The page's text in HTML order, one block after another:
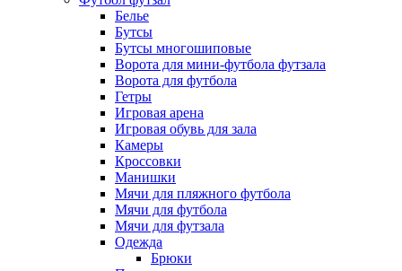
Белье
Бутсы
Бутсы многошиповые
Ворота для мини-футбола футзала
Ворота для футбола
Гетры
Игровая арена
Игровая обувь для зала
Камеры
Кроссовки
Манишки
Мячи для пляжного футбола
Мячи для футбола
Мячи для футзала
Одежда
Брюки